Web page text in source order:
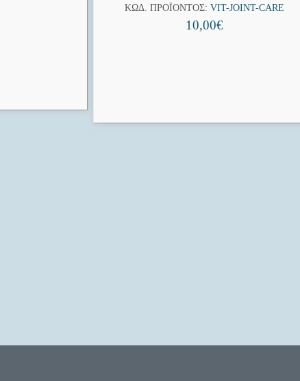
ΚΩΔ. ΠΡΟΪΌΝΤΟΣ: VIT-JOINT-CARE
10,00€